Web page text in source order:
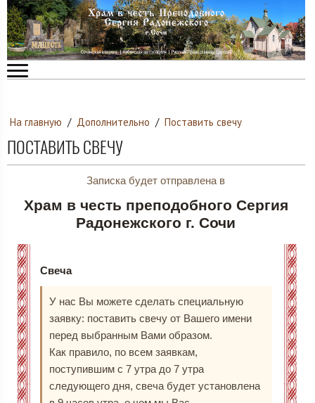
На главную / Дополнительно / Поставить свечу
ПОСТАВИТЬ СВЕЧУ